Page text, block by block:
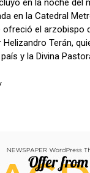
en la noche del
en la Catedral
ofreció el arzobispo
Terán,
y la Divina